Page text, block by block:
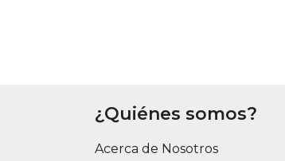
¿Quiénes somos?
Acerca de Nosotros